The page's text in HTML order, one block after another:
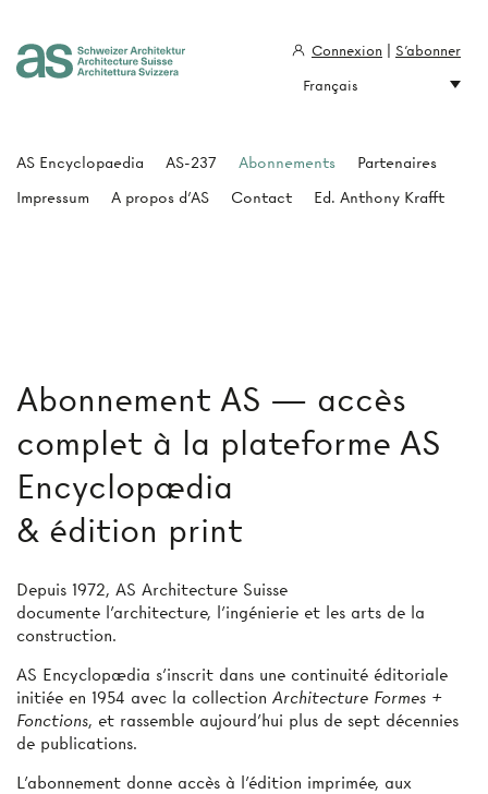
Abonnement AS — accès
complet à la plateforme AS
Encyclopædia
& édition print
Depuis 1972, AS Architecture Suisse
documente l’architecture, l’ingénierie et les arts de la
construction.
AS Encyclopædia s’inscrit dans une continuité éditoriale
initiée en 1954 avec la collection Architecture Formes +
Fonctions, et rassemble aujourd’hui plus de sept décennies
de publications.
L’abonnement donne accès à l'édition imprimée, aux
AS Encyclopaedia AS-237 Abonnements
Partenaires
Impressum
A propos d'AS Contact Ed. Anthony Krafft
Connexion
S'abonner
Français